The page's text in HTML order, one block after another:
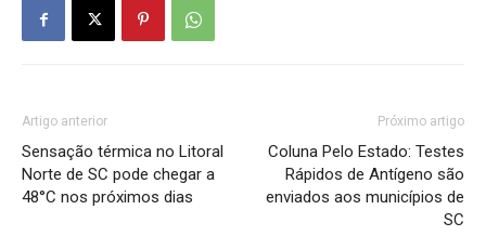
Artigo anterior
Sensação térmica no Litoral
Norte de SC pode chegar a
48°C nos próximos dias
Próximo artigo
Coluna Pelo Estado: Testes
Rápidos de Antígeno são
enviados aos municípios de
SC